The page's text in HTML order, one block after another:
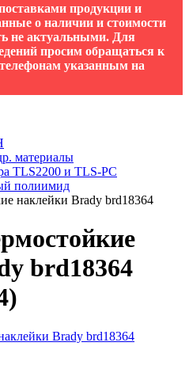
продукции и
о наличии и стоимости
не актуальными. Для
просим обращаться к
указанным на
материалы
TLS2200 и TLS-PC
полиимид
наклейки Brady brd18364
brd18364
)